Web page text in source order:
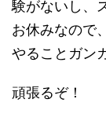
験がないし、
お休みなので
やることガン
頑張るぞ！